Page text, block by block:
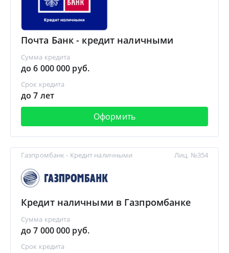
Почта Банк - кредит наличными
Сумма кредита
до 6 000 000 руб.
Срок кредита
до 7 лет
Оформить
Газпромбанк - Кредит наличными
Кредит наличными в Газпромбанке
Сумма кредита
до 7 000 000 руб.
Срок кредита
Лиц. №354